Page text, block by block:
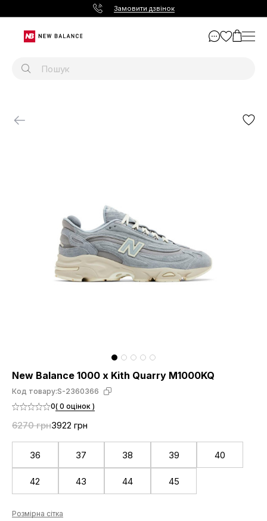
Замовити дзвінок
New Balance 1000 x Kith Quarry M1000KQ
Код товару:S-2360366
0( 0 оцінок )
6270 грн3922 грн
36 37 38 39 40
42 43 44 45
Розмірна сітка